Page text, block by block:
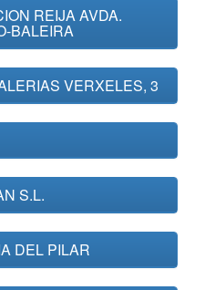
REIJA AVDA.
BALEIRA
VERXELES, 3
S.L.
DEL PILAR